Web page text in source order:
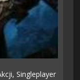
Singleplayer